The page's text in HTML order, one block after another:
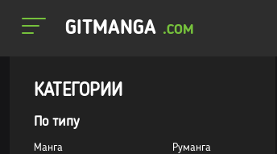
GITMANGA .COM
КАТЕГОРИИ
По типу
Манга
Руманга